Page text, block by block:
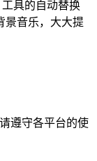
具的自动替换
景音乐，大大提
遵守各平台的使